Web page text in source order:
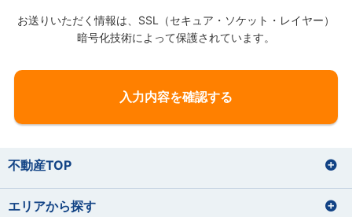
お送りいただく情報は、SSL（セキュア・ソケット・レイヤー）
暗号化技術によって保護されています。
不動産TOP
エリアから探す